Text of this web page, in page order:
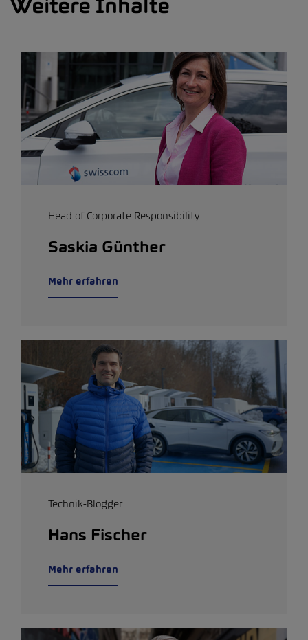
Weitere Inhalte
Head of Corporate Responsibility
Saskia Günther
Mehr erfahren
Technik-Blogger
Hans Fischer
Mehr erfahren